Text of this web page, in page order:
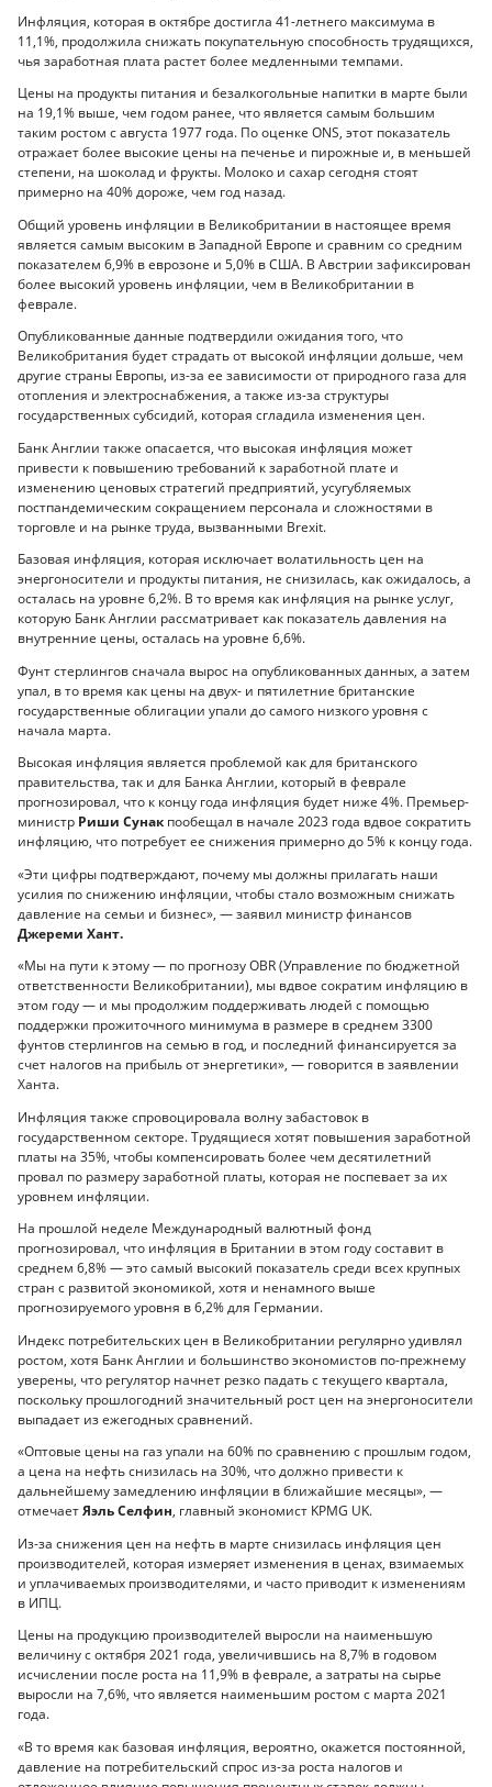
Инфляция, которая в октябре достигла 41-летнего максимума в
11,1%, продолжила снижать покупательную способность трудящихся,
чья заработная плата растет более медленными темпами.
Цены на продукты питания и безалкогольные напитки в марте были
на 19,1% выше, чем годом ранее, что является самым большим
таким ростом с августа 1977 года. По оценке ONS, этот показатель
отражает более высокие цены на печенье и пирожные и, в меньшей
степени, на шоколад и фрукты. Молоко и сахар сегодня стоят
примерно на 40% дороже, чем год назад.
Общий уровень инфляции в Великобритании в настоящее время
является самым высоким в Западной Европе и сравним со средним
показателем 6,9% в еврозоне и 5,0% в США. В Австрии зафиксирован
более высокий уровень инфляции, чем в Великобритании в
феврале.
Опубликованные данные подтвердили ожидания того, что
Великобритания будет страдать от высокой инфляции дольше, чем
другие страны Европы, из-за ее зависимости от природного газа для
отопления и электроснабжения, а также из-за структуры
государственных субсидий, которая сгладила изменения цен.
Банк Англии также опасается, что высокая инфляция может
привести к повышению требований к заработной плате и
изменению ценовых стратегий предприятий, усугубляемых
постпандемическим сокращением персонала и сложностями в
торговле и на рынке труда, вызванными Brexit.
Базовая инфляция, которая исключает волатильность цен на
энергоносители и продукты питания, не снизилась, как ожидалось, а
осталась на уровне 6,2%. В то время как инфляция на рынке услуг,
которую Банк Англии рассматривает как показатель давления на
внутренние цены, осталась на уровне 6,6%.
Фунт стерлингов сначала вырос на опубликованных данных, а затем
упал, в то время как цены на двух- и пятилетние британские
государственные облигации упали до самого низкого уровня с
начала марта.
Высокая инфляция является проблемой как для британского
правительства, так и для Банка Англии, который в феврале
прогнозировал, что к концу года инфляция будет ниже 4%. Премьер-
министр Риши Сунак пообещал в начале 2023 года вдвое сократить
инфляцию, что потребует ее снижения примерно до 5% к концу года.
«Эти цифры подтверждают, почему мы должны прилагать наши
усилия по снижению инфляции, чтобы стало возможным снижать
давление на семьи и бизнес», — заявил министр финансов
Джереми Хант.
«Мы на пути к этому — по прогнозу OBR (Управление по бюджетной
ответственности Великобритании), мы вдвое сократим инфляцию в
этом году — и мы продолжим поддерживать людей с помощью
поддержки прожиточного минимума в размере в среднем 3300
фунтов стерлингов на семью в год, и последний финансируется за
счет налогов на прибыль от энергетики», — говорится в заявлении
Ханта.
Инфляция также спровоцировала волну забастовок в
государственном секторе. Трудящиеся хотят повышения заработной
платы на 35%, чтобы компенсировать более чем десятилетний
провал по размеру заработной платы, которая не поспевает за их
уровнем инфляции.
На прошлой неделе Международный валютный фонд
прогнозировал, что инфляция в Британии в этом году составит в
среднем 6,8% — это самый высокий показатель среди всех крупных
стран с развитой экономикой, хотя и ненамного выше
прогнозируемого уровня в 6,2% для Германии.
Индекс потребительских цен в Великобритании регулярно удивлял
ростом, хотя Банк Англии и большинство экономистов по-прежнему
уверены, что регулятор начнет резко падать с текущего квартала,
поскольку прошлогодний значительный рост цен на энергоносители
выпадает из ежегодных сравнений.
«Оптовые цены на газ упали на 60% по сравнению с прошлым годом,
а цена на нефть снизилась на 30%, что должно привести к
дальнейшему замедлению инфляции в ближайшие месяцы», —
отмечаетЯэль Селфин, главный экономист KPMG UK.
Из-за снижения цен на нефть в марте снизилась инфляция цен
производителей, которая измеряет изменения в ценах, взимаемых
и уплачиваемых производителями, и часто приводит к изменениям
в ИПЦ.
Цены на продукцию производителей выросли на наименьшую
величину с октября 2021 года, увеличившись на 8,7% в годовом
исчислении после роста на 11,9% в феврале, а затраты на сырье
выросли на 7,6%, что является наименьшим ростом с марта 2021
года.
«В то время как базовая инфляция, вероятно, окажется постоянной,
давление на потребительский спрос из-за роста налогов и